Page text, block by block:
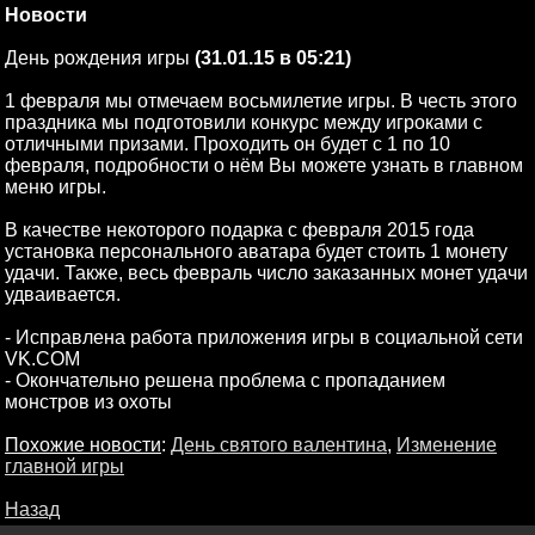
Новости
День рождения игры (31.01.15 в 05:21)
1 февраля мы отмечаем восьмилетие игры. В честь этого
праздника мы подготовили конкурс между игроками с
отличными призами. Проходить он будет с 1 по 10
февраля, подробности о нём Вы можете узнать в главном
меню игры.
В качестве некоторого подарка с февраля 2015 года
установка персонального аватара будет стоить 1 монету
удачи. Также, весь февраль число заказанных монет удачи
удваивается.
- Исправлена работа приложения игры в социальной сети
VK.COM
- Окончательно решена проблема с пропаданием
монстров из охоты
Похожие новости: День святого валентина, Изменение
главной игры
Назад